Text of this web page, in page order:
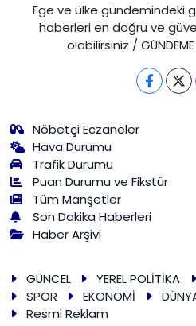
Ege ve ülke gündemindeki
haberleri en doğru ve
olabilirsiniz /
Nöbetçi Eczaneler
Hava Durumu
Trafik Durumu
Puan Durumu ve Fikstür
Tüm Manşetler
Son Dakika Haberleri
Haber Arşivi
GÜNCEL YEREL POLİTİKA
SPOR
EKONOMİ
Resmi Reklam